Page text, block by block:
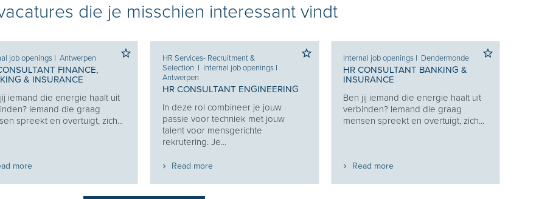
die je misschien interessant vindt
job openings I Antwerpen
FINANCE,
& INSURANCE
iemand die energie haalt uit
Iemand die graag
spreekt en overtuigt, zich...
more
HR Services- Recruitment &
Selection I Internal job openings I
Antwerpen
HR CONSULTANT ENGINEERING
In deze rol combineer je jouw
passie voor techniek met jouw
talent voor mensgerichte
rekrutering. Je...
Read more
Internal job openings I Dendermonde
HR CONSULTANT BANKING &
INSURANCE
Ben jij iemand die energie haalt uit
verbinden? Iemand die graag
mensen spreekt en overtuigt, zich...
Read more